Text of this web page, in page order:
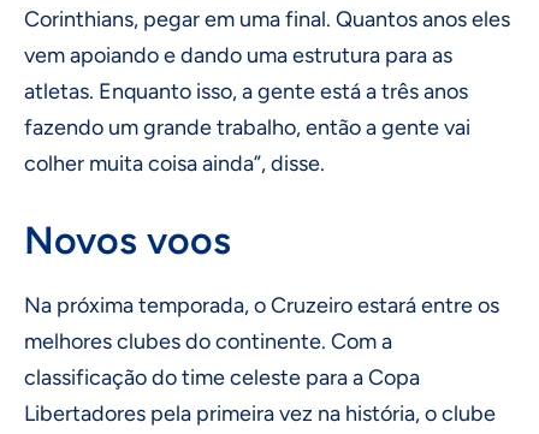
Corinthians, pegar em uma final. Quantos anos eles
vem apoiando e dando uma estrutura para as
atletas. Enquanto isso, a gente está a três anos
fazendo um grande trabalho, então a gente vai
colher muita coisa ainda”, disse.
Novos voos
Na próxima temporada, o Cruzeiro estará entre os
melhores clubes do continente. Com a
classificação do time celeste para a Copa
Libertadores pela primeira vez na história, o clube